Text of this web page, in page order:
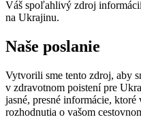
Váš spoľahlivý zdroj
na Ukrajinu.
Naše poslanie
Vytvorili sme tento zdroj, aby
v zdravotnom poistení pre
jasné, presné informácie,
rozhodnutia o vašom